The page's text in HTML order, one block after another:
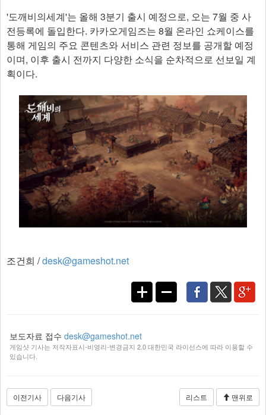
'도깨비의세계'는 올해 3분기 출시 예정으로, 오는 7월 중 사
전등록에 돌입한다. 카카오게임즈는 8월 온라인 쇼케이스를
통해 게임의 주요 콘텐츠와 서비스 관련 정보를 공개할 예정
이며, 이후 출시 전까지 다양한 소식을 순차적으로 선보일 계
획이다. ​
조건희 /desk@gameshot.net
보도자료 접수 desk@gameshot.net
게임샷 기사는 저작자표시-비영리-변경금지 2.0 대한민국 라이선스에 따라 이용할 수
있습니다.
이전기사 다음기사 리스트 맨위로